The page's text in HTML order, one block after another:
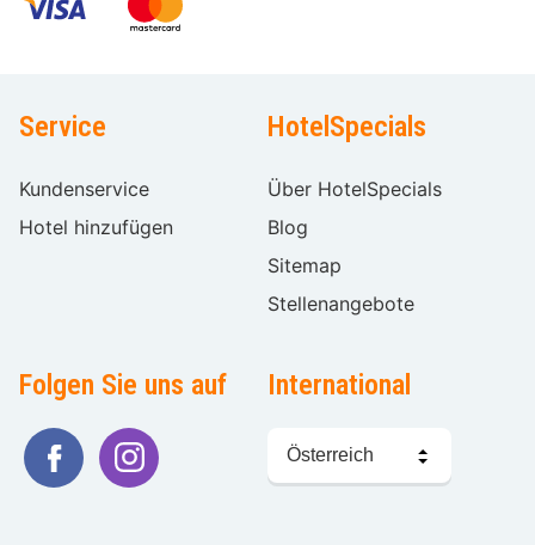
Service
Kundenservice
Hotel hinzufügen
HotelSpecials
Über HotelSpecials
Blog
Sitemap
Stellenangebote
Folgen Sie uns auf International
Sprache
wählen